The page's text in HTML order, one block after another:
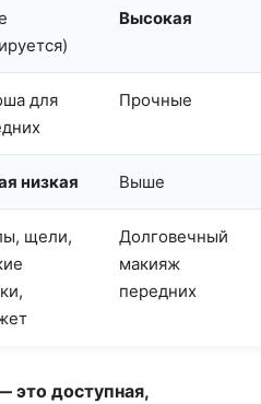
Высокая
для
Прочные
низкая Выше
щели,
Долговечный
макияж
передних
это доступная,